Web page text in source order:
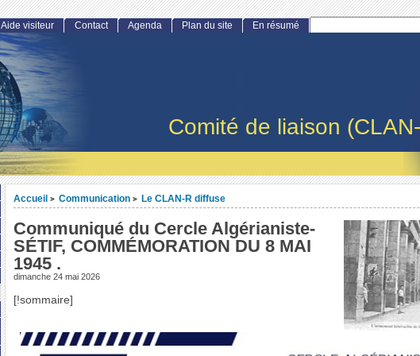
Comité de liaison
Accueil > Communication > Le CLAN-R diffuse
Communiqué du Cercle Algérianiste-
SÉTIF, COMMÉMORATION DU 8 MAI
1945 .
dimanche 24 mai 2026
[!sommaire]
Aide visiteur Contact Agenda Plan du site En résumé